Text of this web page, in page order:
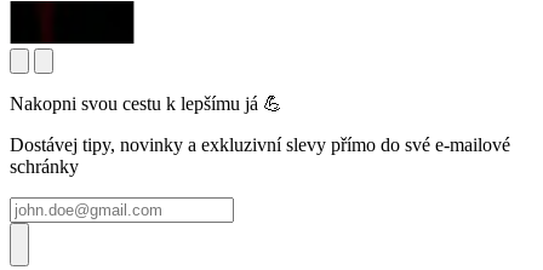
Nakopni svou cestu k lepšímu já 💪
Dostávej tipy, novinky a exkluzivní slevy přímo do své e-mailové
schránky